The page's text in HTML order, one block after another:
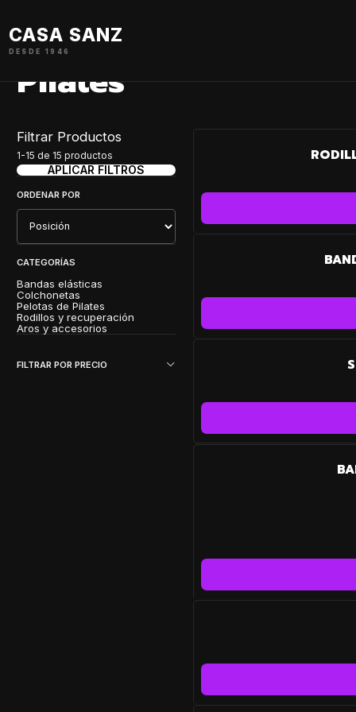
CASA SANZ
DESDE 1946
Inicio Pilates
Pilates
Filtrar Productos
1-15 de 15 productos
APLICAR FILTROS
ORDENAR POR
CATEGORÍAS
Bandas elásticas
Colchonetas
Pelotas de Pilates
Rodillos y recuperación
Aros y accesorios
FILTRAR POR PRECIO